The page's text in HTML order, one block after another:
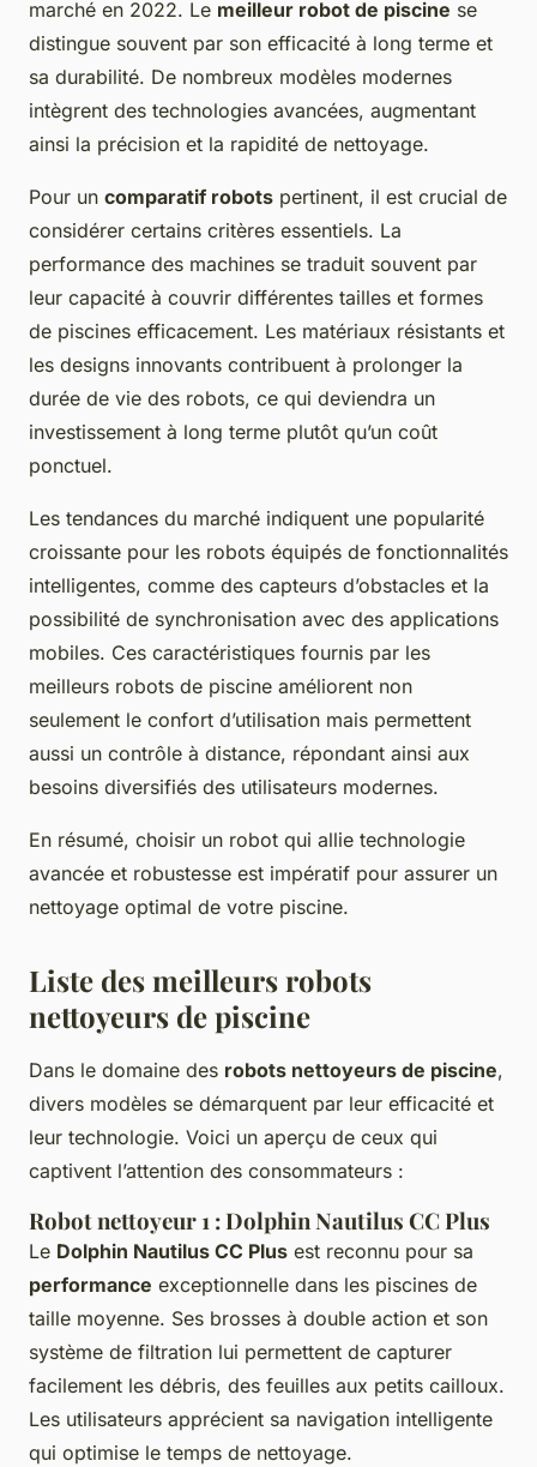
marché en 2022. Le meilleur robot de piscine se
distingue souvent par son efficacité à long terme et
sa durabilité. De nombreux modèles modernes
intègrent des technologies avancées, augmentant
ainsi la précision et la rapidité de nettoyage.
Pour un comparatif robots pertinent, il est crucial de
considérer certains critères essentiels. La
performance des machines se traduit souvent par
leur capacité à couvrir différentes tailles et formes
de piscines efficacement. Les matériaux résistants et
les designs innovants contribuent à prolonger la
durée de vie des robots, ce qui deviendra un
investissement à long terme plutôt qu’un coût
ponctuel.
Les tendances du marché indiquent une popularité
croissante pour les robots équipés de fonctionnalités
intelligentes, comme des capteurs d’obstacles et la
possibilité de synchronisation avec des applications
mobiles. Ces caractéristiques fournis par les
meilleurs robots de piscine améliorent non
seulement le confort d’utilisation mais permettent
aussi un contrôle à distance, répondant ainsi aux
besoins diversifiés des utilisateurs modernes.
En résumé, choisir un robot qui allie technologie
avancée et robustesse est impératif pour assurer un
nettoyage optimal de votre piscine.
Liste des meilleurs robots
nettoyeurs de piscine
Dans le domaine des robots nettoyeurs de piscine,
divers modèles se démarquent par leur efficacité et
leur technologie. Voici un aperçu de ceux qui
captivent l’attention des consommateurs :
Robot nettoyeur 1 : Dolphin Nautilus CC Plus
Le Dolphin Nautilus CC Plus est reconnu pour sa
performance exceptionnelle dans les piscines de
taille moyenne. Ses brosses à double action et son
système de filtration lui permettent de capturer
facilement les débris, des feuilles aux petits cailloux.
Les utilisateurs apprécient sa navigation intelligente
qui optimise le temps de nettoyage.